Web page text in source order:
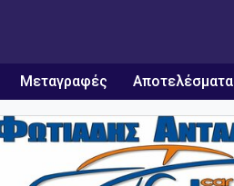
Μεταγραφές Αποτελέσματα